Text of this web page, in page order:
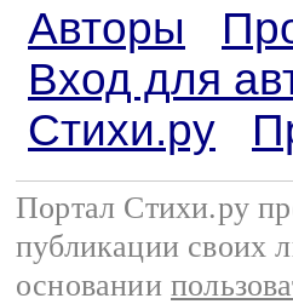
Авторы
Вход для
Стихи.ру
Портал Стихи.ру
публикации своих
основании